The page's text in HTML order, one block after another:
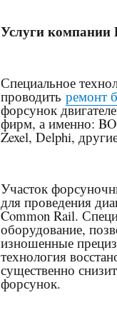
Услуги компании
Специальное
проводить ремонт
форсунок
фирм, а именно:
Zexel, Delphi,
Участок
для проведения
Common Rail.
оборудование,
изношенные
технология
существенно
форсунок.